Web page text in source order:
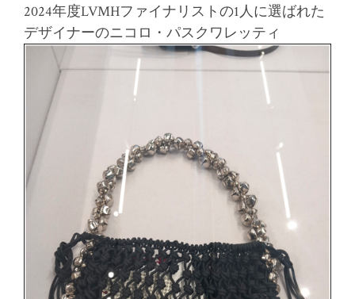
2024年度LVMHファイナリストの1人に選ばれた
デザイナーのニコロ・パスクワレッティ